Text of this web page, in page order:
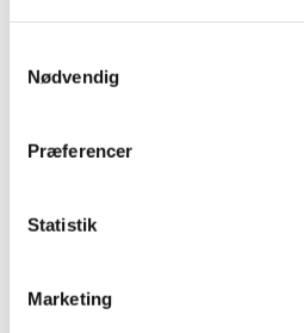
Nødvendig
Præferencer
Statistik
Marketing
maj (11)
2024 (224)
2022 (197)